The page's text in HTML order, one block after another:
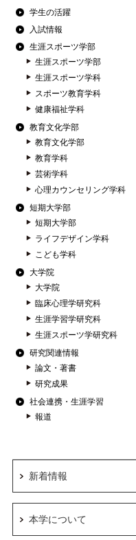
学生の活躍
入試情報
生涯スポーツ学部
生涯スポーツ学部
生涯スポーツ学科
スポーツ教育学科
健康福祉学科
教育文化学部
教育文化学部
教育学科
芸術学科
心理カウンセリング学科
短期大学部
短期大学部
ライフデザイン学科
こども学科
大学院
大学院
臨床心理学研究科
生涯学習学研究科
生涯スポーツ学研究科
研究関連情報
論文・著書
研究成果
社会連携・生涯学習
報道
新着情報
本学について